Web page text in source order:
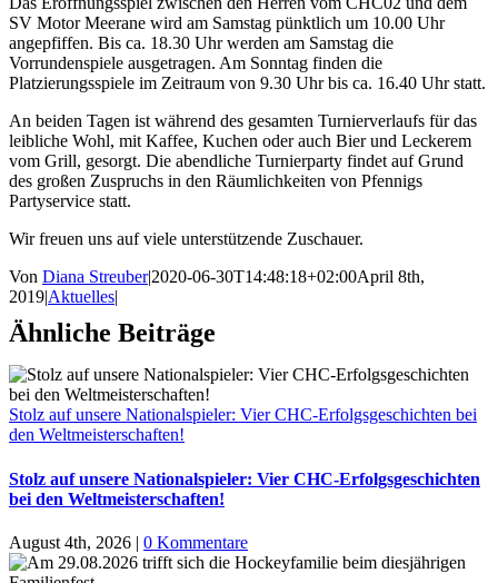
SV Motor Meerane wird am Samstag pünktlich um 10.00 Uhr
angepfiffen. Bis ca. 18.30 Uhr werden am Samstag die
Vorrundenspiele ausgetragen. Am Sonntag finden die
Platzierungsspiele im Zeitraum von 9.30 Uhr bis ca. 16.40 Uhr statt.
An beiden Tagen ist während des gesamten Turnierverlaufs für das
leibliche Wohl, mit Kaffee, Kuchen oder auch Bier und Leckerem
vom Grill, gesorgt. Die abendliche Turnierparty findet auf Grund
des großen Zuspruchs in den Räumlichkeiten von Pfennigs
Partyservice statt.
Wir freuen uns auf viele unterstützende Zuschauer.
Von Diana Streuber|2020-06-30T14:48:18+02:00April 8th,
2019|Aktuelles|
Ähnliche Beiträge
Stolz auf unsere Nationalspieler: Vier CHC-Erfolgsgeschichten bei
den Weltmeisterschaften!
Stolz auf unsere Nationalspieler: Vier CHC-Erfolgsgeschichten
bei den Weltmeisterschaften!
August 4th, 2026 | 0 Kommentare